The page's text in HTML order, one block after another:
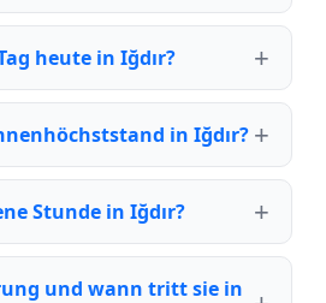
heute in Iğdır?
in Iğdır?
Stunde in Iğdır?
und wann tritt sie in